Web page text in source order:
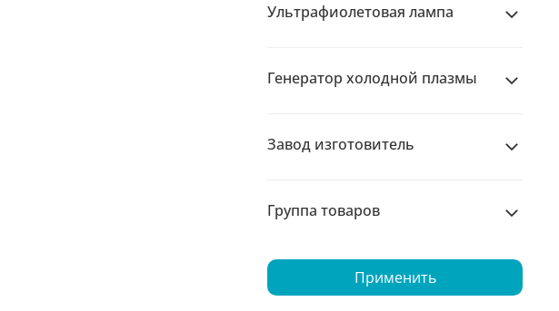
Ультрафиолетовая лампа
Генератор холодной плазмы
Завод изготовитель
Группа товаров
Применить